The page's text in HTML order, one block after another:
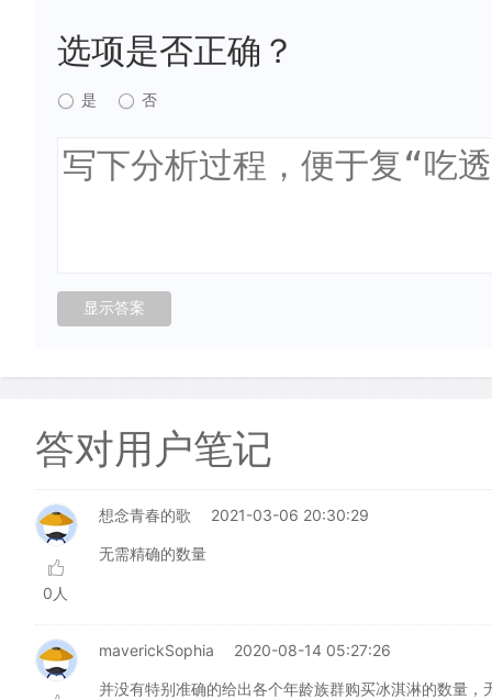
选项是否正确？
是 否
答对用户笔记
0人
想念青春的歌 2021-03-06 20:30:29
无需精确的数量
maverickSophia 2020-08-14 05:27:26
并没有特别准确的给出各个年龄族群购买冰淇淋的数量，